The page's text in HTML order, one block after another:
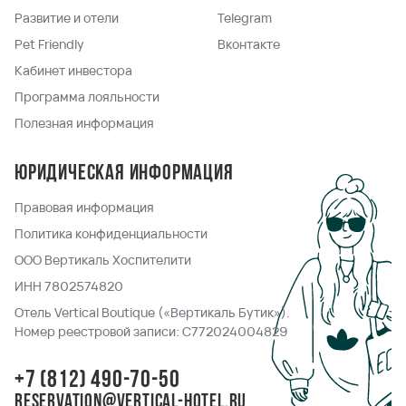
Развитие и отели
Pet Friendly
Кабинет инвестора
Программа лояльности
Полезная информация
Telegram
Вконтакте
Юридическая информация
Правовая информация
Политика конфиденциальности
ООО Вертикаль Хоспителити
ИНН 7802574820
Отель Vertical Boutique («Вертикаль Бутик»).
Номер реестровой записи: С772024004829
+7 (812) 490-70-50